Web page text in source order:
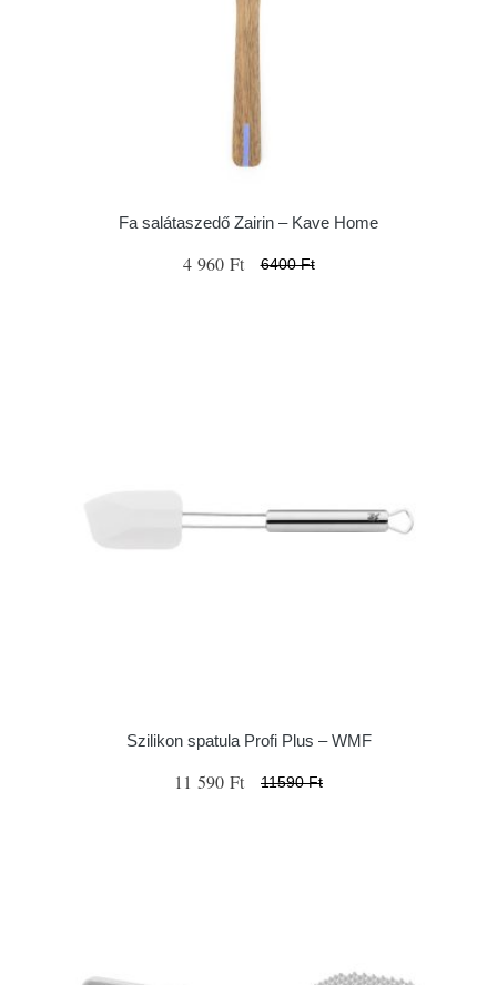
Fa salátaszedő Zairin – Kave Home
4 960 Ft 6400 Ft
Szilikon spatula Profi Plus – WMF
11 590 Ft 11590 Ft